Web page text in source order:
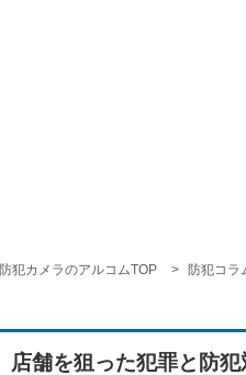
防犯カメラのアルコムTOP 防犯コラ
店舗を狙った犯罪と防犯